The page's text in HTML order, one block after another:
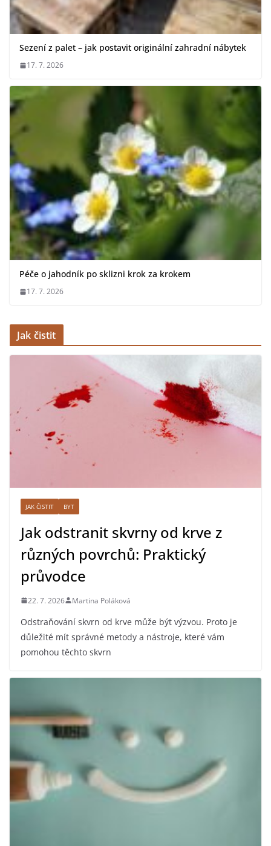
Sezení z palet – jak postavit originální zahradní nábytek
17. 7. 2026
Péče o jahodník po sklizni krok za krokem
17. 7. 2026
Jak čistit
JAK ČISTIT BYT
Jak odstranit skvrny od krve z
různých povrchů: Praktický
průvodce
22. 7. 2026 Martina Poláková
Odstraňování skvrn od krve může být výzvou. Proto je
důležité mít správné metody a nástroje, které vám
pomohou těchto skvrn